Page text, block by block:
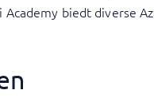
Academy biedt diverse